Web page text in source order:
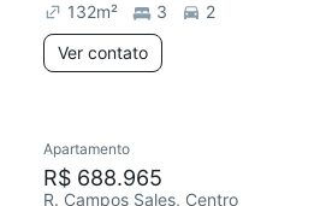
132m² 3
2
Ver contato
Apartamento
R$ 688.965
R. Campos Sales, Centro